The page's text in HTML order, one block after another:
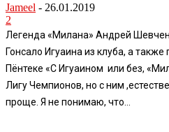
Jameel - 26.01.2019
2
Легенда «Милана» Андрей
Гонсало Игуаина из клуба, а
Пёнтеке «С Игуаином или без,
Лигу Чемпионов, но с ним
проще. Я не понимаю, что...